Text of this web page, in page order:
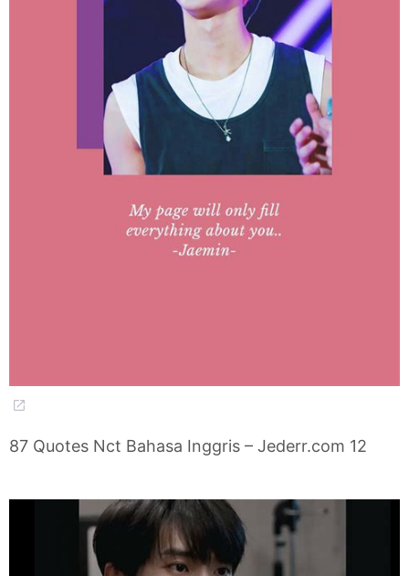
87 Quotes Nct Bahasa Inggris – Jederr.com 12